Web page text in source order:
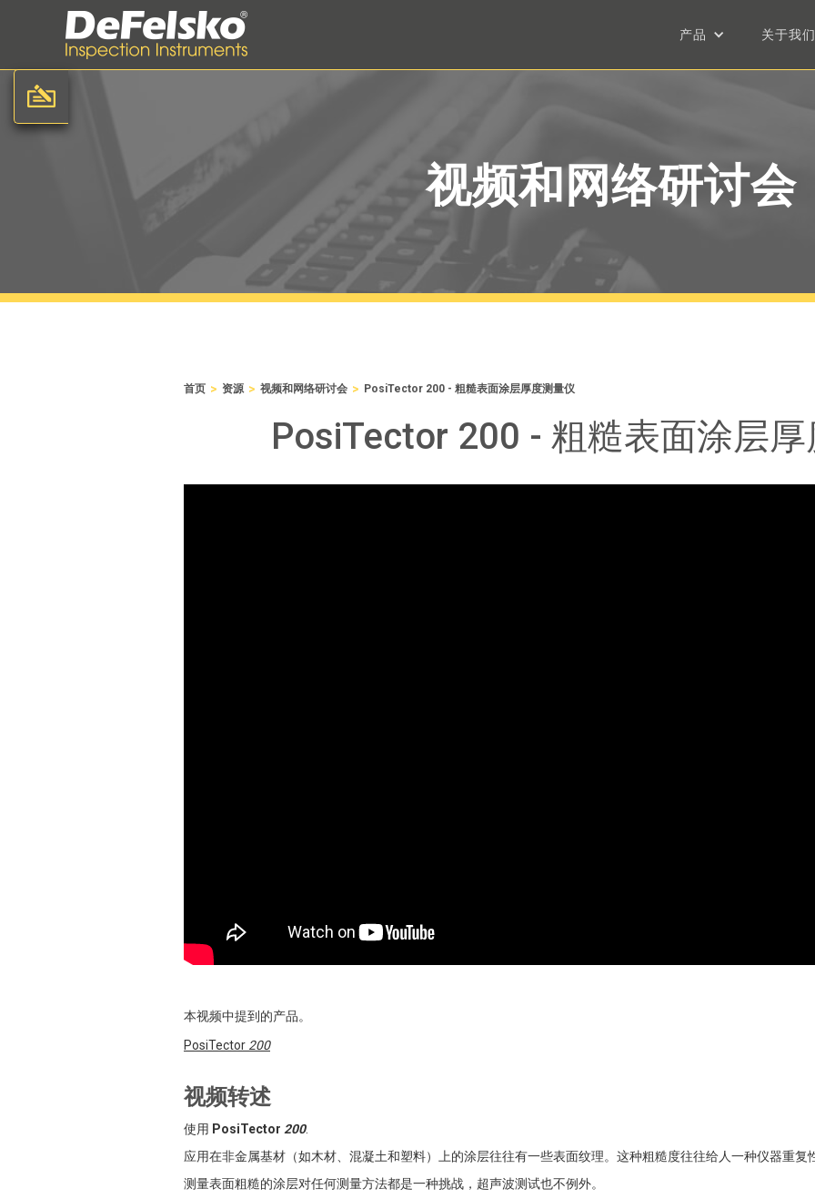
产品 关于我们
视频和网络研讨会
首页 > 资源 > 视频和网络研讨会 > PosiTector 200 - 粗糙表面涂层厚度测量仪
PosiTector 200 - 粗糙表面涂层厚
本视频中提到的产品。
PosiTector 200
视频转述
使用 PosiTector 200.
应用在非金属基材（如木材、混凝土和塑料）上的涂层往往有一些表面纹理。这种粗糙度往往给人一种仪器重复
测量表面粗糙的涂层对任何测量方法都是一种挑战，超声波测试也不例外。